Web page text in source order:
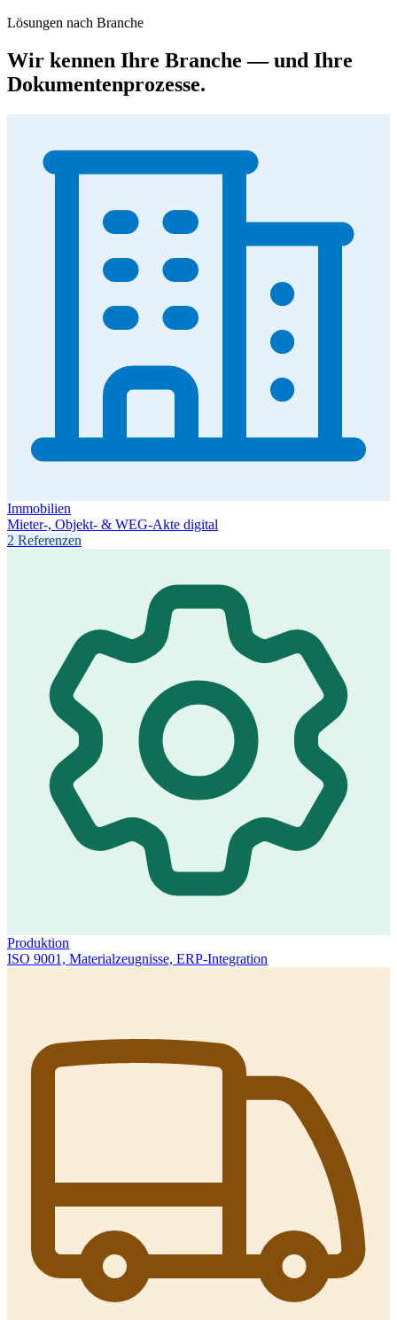
Lösungen nach Branche
Wir kennen Ihre Branche — und Ihre
Dokumentenprozesse.
Immobilien
Mieter-, Objekt- & WEG-Akte digital
2 Referenzen
Produktion
ISO 9001, Materialzeugnisse, ERP-Integration